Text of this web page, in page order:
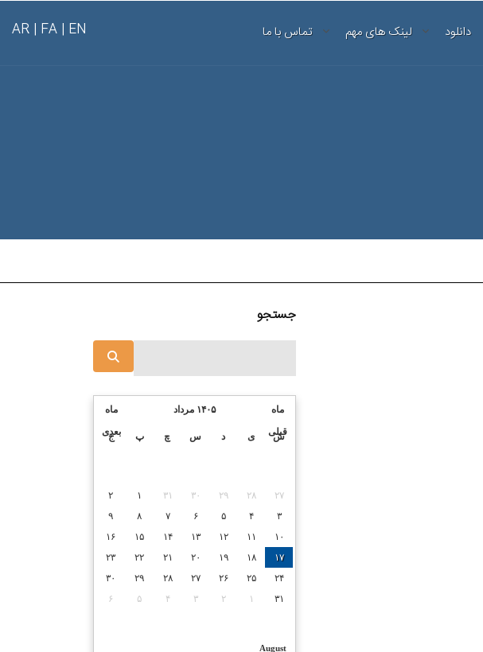
EN |
FA |
AR دانلود لینک های مهم تماس با ما
جستجو
ماه
بعدی
۱۴۰۵ مرداد
ماه
قبلی
ش ی د س چ پ ج
۲۷ ۲۸ ۲۹ ۳۰ ۳۱ ۱
۲
۳
۴ ۵ ۶ ۷ ۸
۹
۱۰
۱۱ ۱۲ ۱۳ ۱۴ ۱۵
۱۶
۱۷
۱۸ ۱۹ ۲۰ ۲۱ ۲۲
۲۳
۲۴
۲۵ ۲۶ ۲۷ ۲۸ ۲۹
۳۰
۳۱
۱ ۲ ۳ ۴ ۵ ۶
August